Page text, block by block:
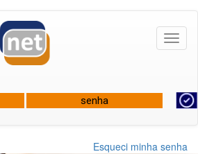
Esqueci minha senha